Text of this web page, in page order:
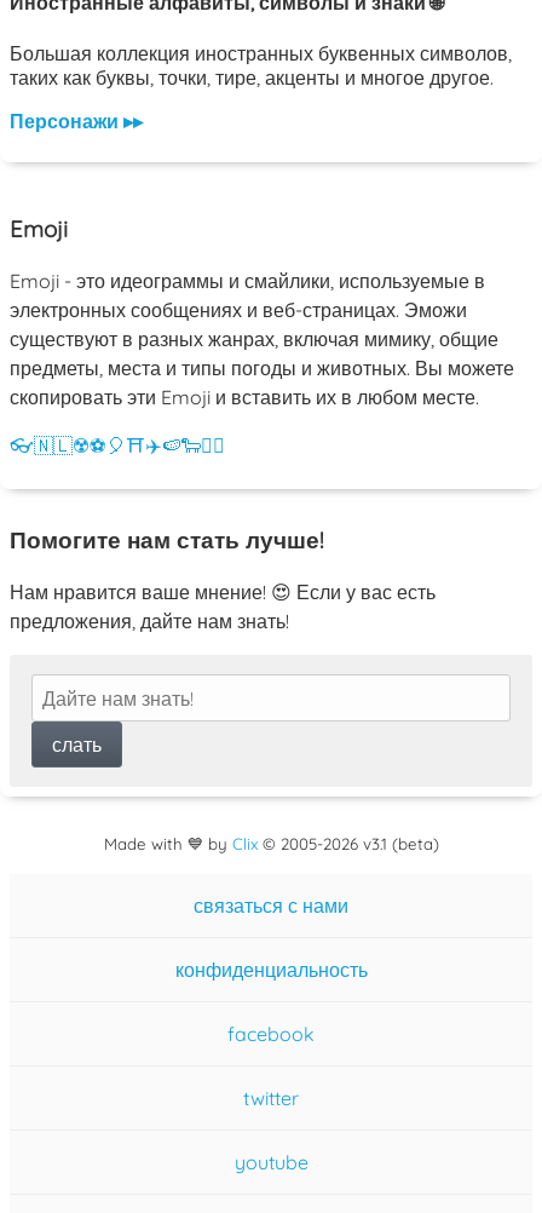
Большая коллекция иностранных буквенных символов,
таких как буквы, точки, тире, акценты и многое другое.
Персонажи ▸▸
Emoji
Emoji - это идеограммы и смайлики, используемые в
электронных сообщениях и веб-страницах. Эможи
существуют в разных жанрах, включая мимику, общие
предметы, места и типы погоды и животных. Вы можете
скопировать эти Emoji и вставить их в любом месте.
👓🇳🇱☢️⚽ 🎈⛩️✈️🍉🐑💁‍♀️
Помогите нам стать лучше!
Нам нравится ваше мнение! 😍 Если у вас есть
предложения, дайте нам знать!
Made with 💙 by Clix© 2005-2026 v3.1 (beta)
связаться с нами
конфиденциальность
facebook
twitter
youtube